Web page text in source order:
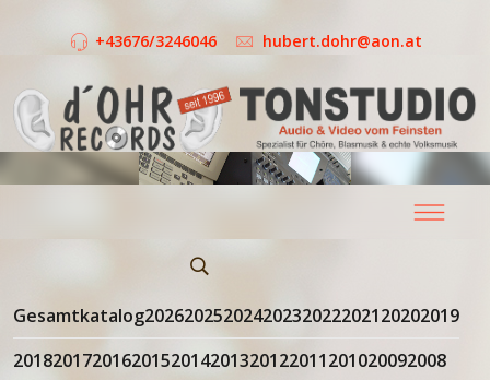
+43676/3246046 hubert.dohr@aon.at
Gesamtkatalog20262025202420232022202120202019
20182017201620152014201320122011201020092008